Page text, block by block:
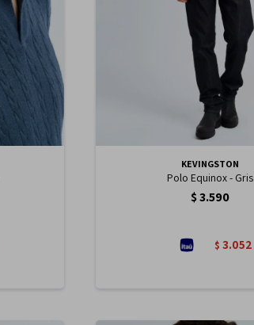
KEVINGSTON
Polo Equinox - Gris
$3.590
$ 3.052